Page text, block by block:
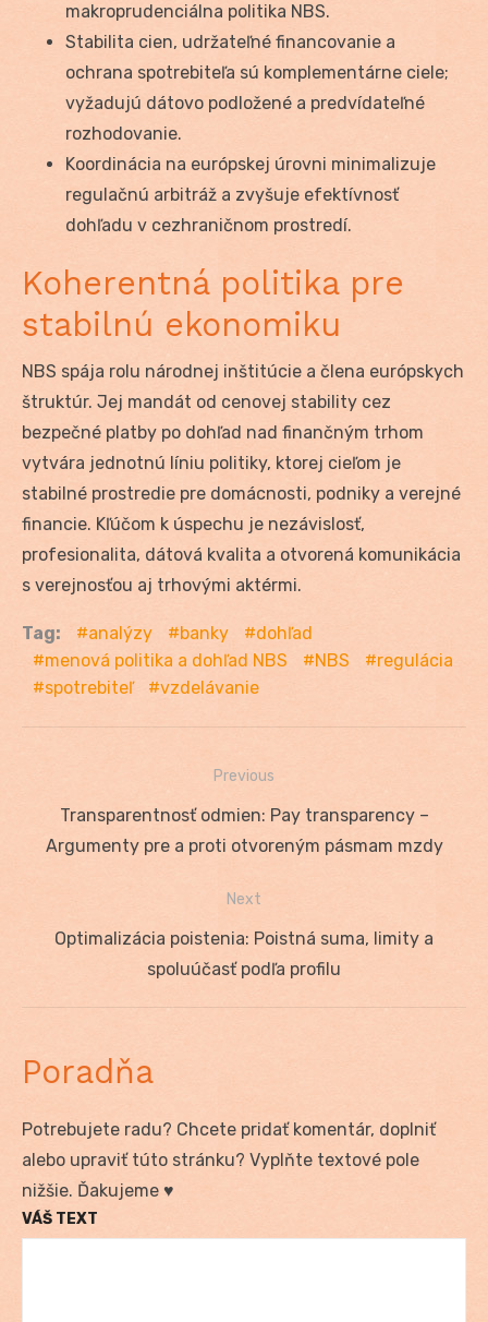
makroprudenciálna politika NBS.
Stabilita cien, udržateľné financovanie a
ochrana spotrebiteľa sú komplementárne ciele;
vyžadujú dátovo podložené a predvídateľné
rozhodovanie.
Koordinácia na európskej úrovni minimalizuje
regulačnú arbitráž a zvyšuje efektívnosť
dohľadu v cezhraničnom prostredí.
Koherentná politika pre
stabilnú ekonomiku
NBS spája rolu národnej inštitúcie a člena európskych
štruktúr. Jej mandát od cenovej stability cez
bezpečné platby po dohľad nad finančným trhom
vytvára jednotnú líniu politiky, ktorej cieľom je
stabilné prostredie pre domácnosti, podniky a verejné
financie. Kľúčom k úspechu je nezávislosť,
profesionalita, dátová kvalita a otvorená komunikácia
s verejnosťou aj trhovými aktérmi.
Tag: analýzy banky
dohľad
menová politika a dohľad NBS
NBS
regulácia
spotrebiteľ
vzdelávanie
Navigácia
Previous
Previous
post:
Transparentnosť odmien: Pay transparency –
Argumenty pre a proti otvoreným pásmam mzdy
Next
NextOptimalizácia poistenia: Poistná suma, limity a
spoluúčasť podľa profilu
Poradňa
Potrebujete radu? Chcete pridať komentár, doplniť
alebo upraviť túto stránku? Vyplňte textové pole
nižšie. Ďakujeme ♥
VÁŠ TEXT